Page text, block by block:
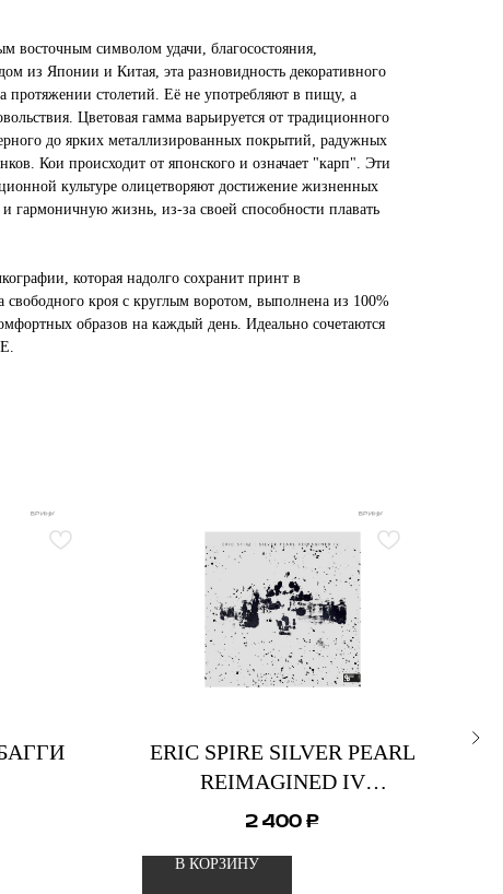
восточным символом удачи, благосостояния,
из Японии и Китая, эта разновидность декоративного
протяжении столетий. Её не употребляют в пищу, а
Цветовая гамма варьируется от традиционного
до ярких металлизированных покрытий, радужных
Кои происходит от японского и означает "карп". Эти
культуре олицетворяют достижение жизненных
гармоничную жизнь, из-за своей способности плавать
которая надолго сохранит принт в
свободного кроя с круглым воротом, выполнена из 100%
образов на каждый день. Идеально сочетаются
ERIC SPIRE SILVER PEARL
REIMAGINED IV
ВИНИЛОВАЯ ПЛАСТИНКА
2 400 ₽
В КОРЗИНУ